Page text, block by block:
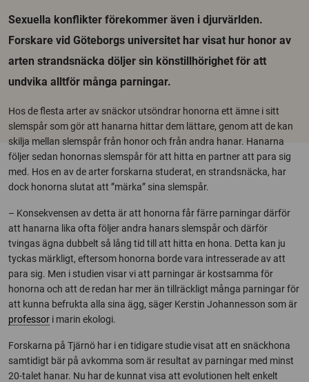
Sexuella konflikter förekommer även i djurvärlden.
Forskare vid Göteborgs universitet har visat hur honor av
arten strandsnäcka döljer sin könstillhörighet för att
undvika alltför många parningar.
Hos de flesta arter av snäckor utsöndrar honorna ett ämne i sitt
slemspår som gör att hanarna hittar dem lättare, genom att de kan
skilja mellan slemspår från honor och från andra hanar. Hanarna
följer sedan honornas slemspår för att hitta en partner att para sig
med. Hos en av de arter forskarna studerat, en strandsnäcka, har
dock honorna slutat att ”märka” sina slemspår.
– Konsekvensen av detta är att honorna får färre parningar därför
att hanarna lika ofta följer andra hanars slemspår och därför
tvingas ägna dubbelt så lång tid till att hitta en hona. Detta kan ju
tyckas märkligt, eftersom honorna borde vara intresserade av att
para sig. Men i studien visar vi att parningar är kostsamma för
honorna och att de redan har mer än tillräckligt många parningar för
att kunna befrukta alla sina ägg, säger Kerstin Johannesson som är
professor i marin ekologi.
Forskarna på Tjärnö har i en tidigare studie visat att en snäckhona
samtidigt bär på avkomma som är resultat av parningar med minst
20-talet hanar. Nu har de kunnat visa att evolutionen helt enkelt